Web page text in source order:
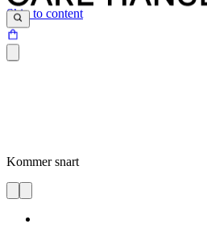
Skip to content
Kommer snart